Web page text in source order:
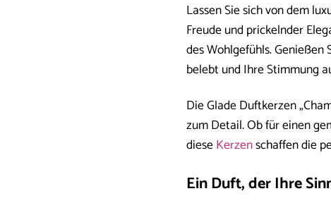
Lassen Sie sich von dem
Freude und prickelnder
des Wohlgefühls.
belebt und Ihre Stimmung
Die Glade Duftkerzen
zum Detail. Ob für einen
dieseKerzenschaffen die
Ein Duft, der Ihre